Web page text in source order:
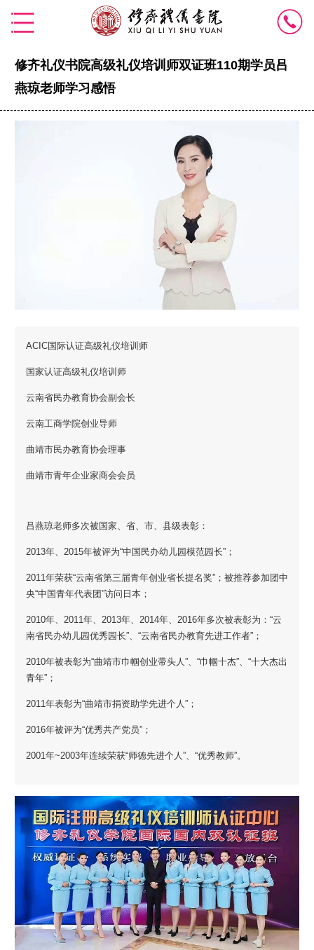
修齐礼仪书院高级礼仪培训师双证班110期学员吕
燕琼老师学习感悟
ACIC国际认证高级礼仪培训师
国家认证高级礼仪培训师
云南省民办教育协会副会长
云南工商学院创业导师
曲靖市民办教育协会理事
曲靖市青年企业家商会会员
吕燕琼老师多次被国家、省、市、县级表彰：
2013年、2015年被评为“中国民办幼儿园模范园长”；
2011年荣获“云南省第三届青年创业省长提名奖”； 被推荐参加团中
央“中国青年代表团”访问日本；
2010年、2011年、2013年、2014年、2016年多次被表彰为：“云
南省民办幼儿园优秀园长”、“云南省民办教育先进工作者”；
2010年被表彰为“曲靖市巾帼创业带头人”、“巾帼十杰”、“十大杰出
青年”；
2011年表彰为“曲靖市捐资助学先进个人”；
2016年被评为“优秀共产党员”；
2001年~2003年连续荣获“师德先进个人”、“优秀教师”。